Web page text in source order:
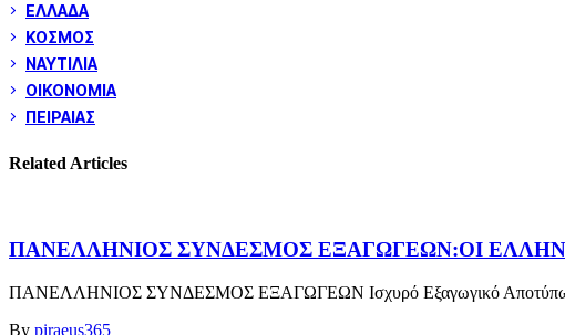
ΕΛΛΑΔΑ
ΚΟΣΜΟΣ
ΝΑΥΤΙΛΙΑ
ΟΙΚΟΝΟΜΙΑ
ΠΕΙΡΑΙΑΣ
Related Articles
ΠΑΝΕΛΛΗΝΙΟΣ ΣΥΝΔΕΣΜΟΣ ΕΞΑΓΩΓΕΩΝ:ΟΙ
ΠΑΝΕΛΛΗΝΙΟΣ ΣΥΝΔΕΣΜΟΣ ΕΞΑΓΩΓΕΩΝ Ισχυρό Εξαγωγικό Αποτύπωμα:
By piraeus365